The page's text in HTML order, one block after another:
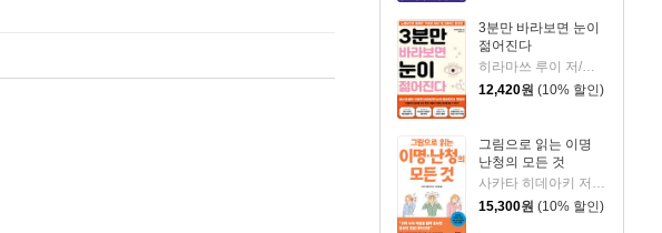
3분만 바라보면 눈이
젊어진다
12,420원 (10% 할인)
그림으로 읽는 이명
난청의 모든 것
사카타 히데아키 저/맹유숙 역
15,300원 (10% 할인)